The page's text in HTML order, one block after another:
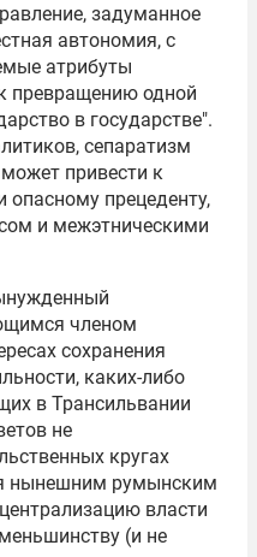
задуманное
автономия, с
атрибуты
превращению одной
в государстве".
сепаратизм
привести к
прецеденту,
и межэтническими
членом
сохранения
каких-либо
в Трансильвании
не
кругах
нынешним румынским
власти
(и не